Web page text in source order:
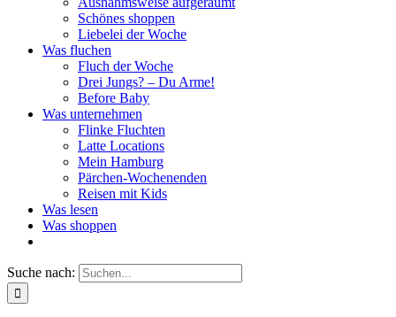
Schönes shoppen
Liebelei der Woche
Was fluchen
Fluch der Woche
Drei Jungs? – Du Arme!
Before Baby
Was unternehmen
Flinke Fluchten
Latte Locations
Mein Hamburg
Pärchen-Wochenenden
Reisen mit Kids
Was lesen
Was shoppen
Suche nach: